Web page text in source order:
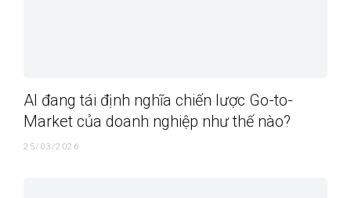
AI đang tái định nghĩa chiến lược Go-to-
Market của doanh nghiệp như thế nào?
25/03/2026